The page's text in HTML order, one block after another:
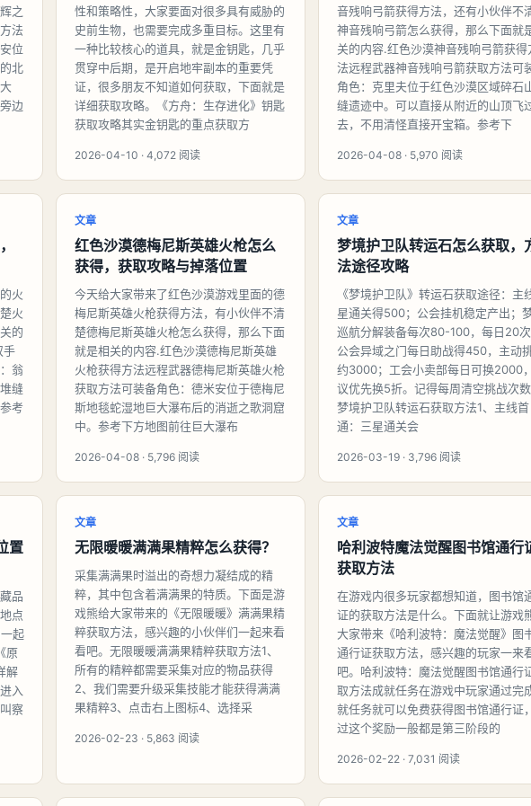
之
法
位
北
边
性和策略性，大家要面对很多具有威胁的
史前生物，也需要完成多重目标。这里有
一种比较核心的道具，就是金钥匙，几乎
贯穿中后期，是开启地牢副本的重要凭
证，很多朋友不知道如何获取，下面就是
详细获取攻略。《方舟：生存进化》钥匙
获取攻略其实金钥匙的重点获取方
2026-04-10 · 4,072 阅读
音残响弓箭获得方法，还有小伙伴不
神音残响弓箭怎么获得，那么下面就
关的内容.红色沙漠神音残响弓箭获得
法远程武器神音残响弓箭获取方法可
角色：克里夫位于红色沙漠区域碎石
缝遗迹中。可以直接从附近的山顶飞
去，不用清怪直接开宝箱。参考下
2026-04-08 · 5,970 阅读
火
火
的
手
翁
缝
考
文章
红色沙漠德梅尼斯英雄火枪怎么
获得，获取攻略与掉落位置
今天给大家带来了红色沙漠游戏里面的德
梅尼斯英雄火枪获得方法，有小伙伴不清
楚德梅尼斯英雄火枪怎么获得，那么下面
就是相关的内容.红色沙漠德梅尼斯英雄
火枪获得方法远程武器德梅尼斯英雄火枪
获取方法可装备角色：德米安位于德梅尼
斯地毯蛇湿地巨大瀑布后的消逝之歌洞窟
中。参考下方地图前往巨大瀑布
2026-04-08 · 5,796 阅读
文章
梦境护卫队转运石怎么获取，
法途径攻略
《梦境护卫队》转运石获取途径：主
星通关得500；公会挂机稳定产出；
巡航分解装备每次80-100，每日20次
公会异域之门每日助战得450，主动
约3000；工会小卖部每日可换2000
议优先换5折。记得每周清空挑战次数
梦境护卫队转运石获取方法1、主线首
通：三星通关会
2026-03-19 · 3,796 阅读
置
品
点
起
原
解
入
察
文章
无限暖暖满满果精粹怎么获得？
采集满满果时溢出的奇想力凝结成的精
粹，其中包含着满满果的特质。下面是游
戏熊给大家带来的《无限暖暖》满满果精
粹获取方法，感兴趣的小伙伴们一起来看
看吧。无限暖暖满满果精粹获取方法1、
所有的精粹都需要采集对应的物品获得
2、我们需要升级采集技能才能获得满满
果精粹3、点击右上图标4、选择采
2026-02-23 · 5,863 阅读
文章
哈利波特魔法觉醒图书馆通行
获取方法
在游戏内很多玩家都想知道，图书馆
证的获取方法是什么。下面就让游戏
大家带来《哈利波特：魔法觉醒》图
通行证获取方法，感兴趣的玩家一来
吧。哈利波特：魔法觉醒图书馆通行
取方法成就任务在游戏中玩家通过完
就任务就可以免费获得图书馆通行证
过这个奖励一般都是第三阶段的
2026-02-22 · 7,031 阅读